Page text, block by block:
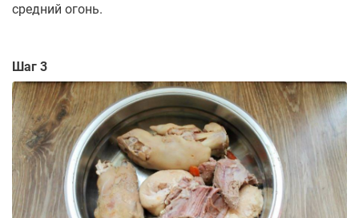
средний огонь.
Шаг 3